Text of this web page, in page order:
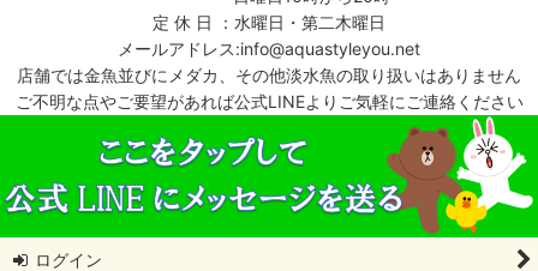
定 休 日 ：水曜日・第二木曜日
メールアドレス:info@aquastyleyou.net
店舗では金魚並びにメダカ、その他淡水魚の取り扱いはありません
ご不明な点やご要望があれば公式LINEよりご気軽にご連絡ください
ログイン